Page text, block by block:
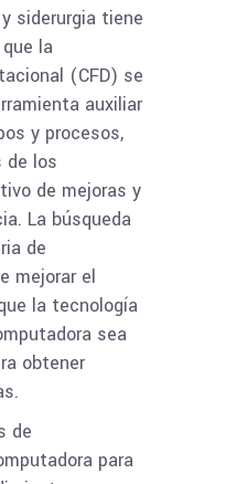
siderurgia tiene
la
(CFD) se
auxiliar
y procesos,
de los
de mejoras y
La búsqueda
de
mejorar el
la tecnología
sea
obtener
de
para